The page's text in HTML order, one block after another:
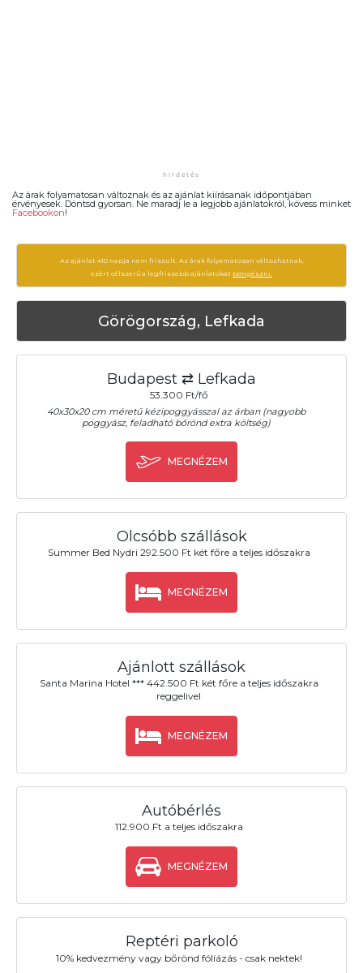
Az árak folyamatosan változnak és az ajánlat kiírásanak időpontjában
érvényesek. Döntsd gyorsan. Ne maradj le a legjobb ajánlatokról, kövess minket
Facebookon!
Az ajánlat 410 napja nem frissült. Az árak folyamatosan változhatnak,
ezért célszerű a legfrissebb ajánlatokat böngészni.
Görögország, Lefkada
Budapest ⇄ Lefkada
53.300 Ft/fő
40x30x20 cm méretű kézipoggyásszal az árban (nagyobb
poggyász, feladható bőrönd extra költség)
MEGNÉZEM
Olcsóbb szállások
Summer Bed Nydri 292.500 Ft két főre a teljes időszakra
MEGNÉZEM
Ajánlott szállások
Santa Marina Hotel *** 442.500 Ft két főre a teljes időszakra
reggelivel
MEGNÉZEM
Autóbérlés
112.900 Ft a teljes időszakra
MEGNÉZEM
Reptéri parkoló
10% kedvezmény vagy bőrönd fóliázás - csak nektek!